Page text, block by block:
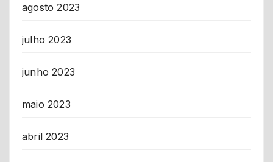
agosto 2023
julho 2023
junho 2023
maio 2023
abril 2023